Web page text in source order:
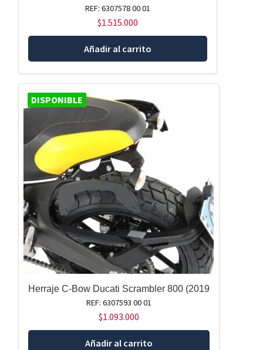
REF: 6307578 00 01
$1.515.000
Añadir al carrito
DISPONIBLE
Herraje C-Bow Ducati Scrambler 800 (2019
REF: 6307593 00 01
$1.093.000
Añadir al carrito